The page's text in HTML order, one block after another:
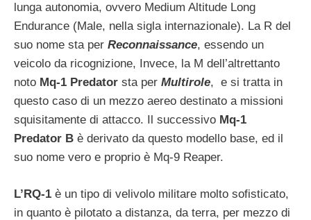
lunga autonomia, ovvero Medium Altitude Long
Endurance (Male, nella sigla internazionale). La R del
suo nome sta per Reconnaissance, essendo un
veicolo da ricognizione, Invece, la M dell’altrettanto
noto Mq-1 Predator sta per Multirole, e si tratta in
questo caso di un mezzo aereo destinato a missioni
squisitamente di attacco. Il successivo Mq-1
Predator B è derivato da questo modello base, ed il
suo nome vero e proprio è Mq-9 Reaper.
L’RQ-1 è un tipo di velivolo militare molto sofisticato,
in quanto è pilotato a distanza, da terra, per mezzo di